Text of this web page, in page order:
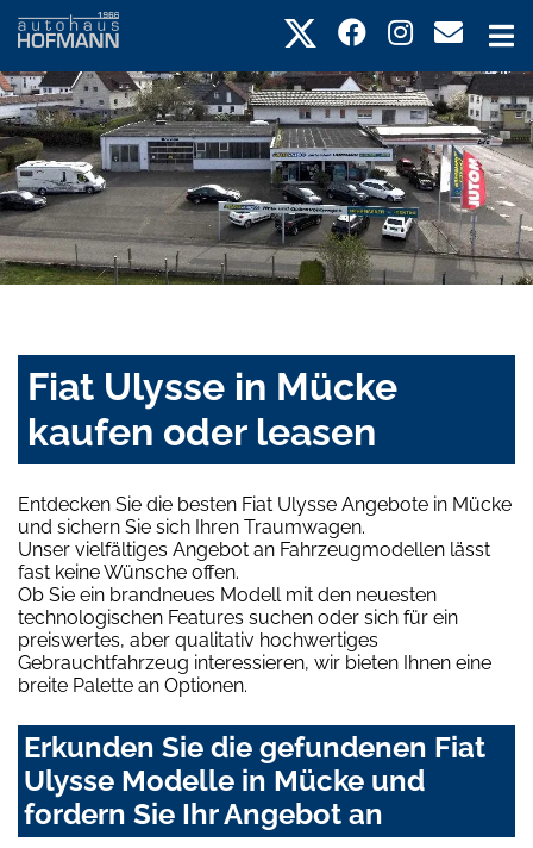
Fiat Ulysse in Mücke
kaufen oder leasen
Entdecken Sie die besten Fiat Ulysse Angebote in Mücke
und sichern Sie sich Ihren Traumwagen.
Unser vielfältiges Angebot an Fahrzeugmodellen lässt
fast keine Wünsche offen.
Ob Sie ein brandneues Modell mit den neuesten
technologischen Features suchen oder sich für ein
preiswertes, aber qualitativ hochwertiges
Gebrauchtfahrzeug interessieren, wir bieten Ihnen eine
breite Palette an Optionen.
Erkunden Sie die gefundenen Fiat
Ulysse Modelle in Mücke und
fordern Sie Ihr Angebot an